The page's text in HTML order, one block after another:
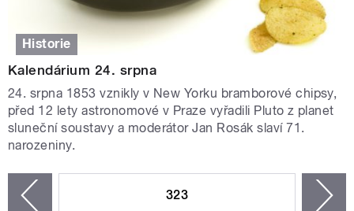
Historie
Kalendárium 24. srpna
24. srpna 1853 vznikly v New Yorku bramborové chipsy,
před 12 lety astronomové v Praze vyřadili Pluto z planet
sluneční soustavy a moderátor Jan Rosák slaví 71.
narozeniny.
323